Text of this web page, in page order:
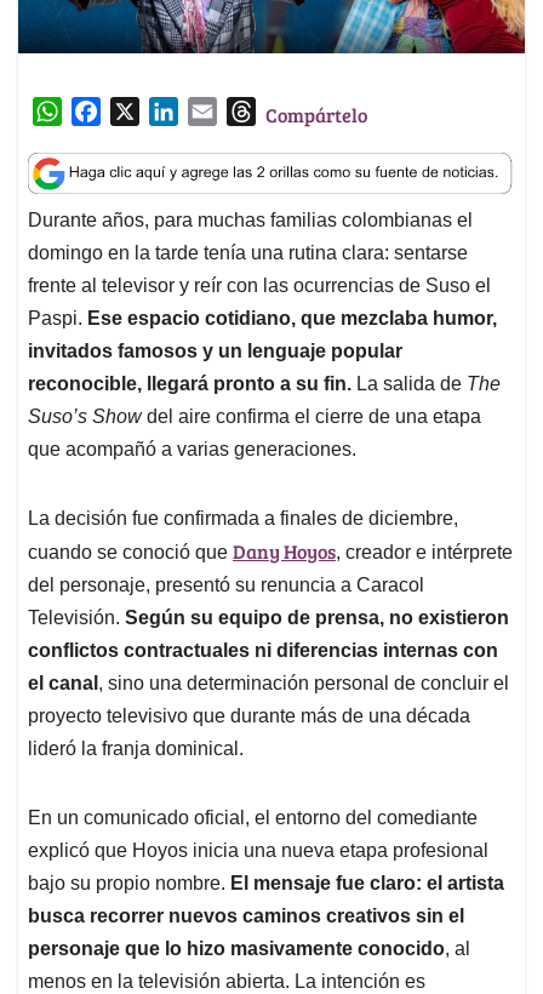
W
a
t
s
A
p
p
c
e
b
o
o
k
n
k
e
d
I
n
a
i
l
T
r
e
a
d
s
Compártelo
Durante años, para muchas familias colombianas el
domingo en la tarde tenía una rutina clara: sentarse
frente al televisor y reír con las ocurrencias de Suso el
Paspi. Ese espacio cotidiano, que mezclaba humor,
invitados famosos y un lenguaje popular
reconocible, llegará pronto a su fin. La salida de The
Suso’s Showdel aire confirma el cierre de una etapa
que acompañó a varias generaciones.
La decisión fue confirmada a finales de diciembre,
cuando se conoció que Dany Hoyos, creador e intérprete
del personaje, presentó su renuncia a Caracol
Televisión. Según su equipo de prensa, no existieron
conflictos contractuales ni diferencias internas con
el canal , sino una determinación personal de concluir el
proyecto televisivo que durante más de una década
lideró la franja dominical.
En un comunicado oficial, el entorno del comediante
explicó que Hoyos inicia una nueva etapa profesional
bajo su propio nombre. El mensaje fue claro: el artista
busca recorrer nuevos caminos creativos sin el
personaje que lo hizo masivamente conocido, al
menos en la televisión abierta. La intención es